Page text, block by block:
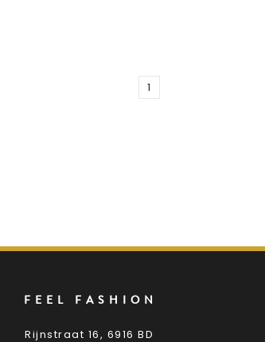
1
FEEL FASHION
Rijnstraat 16, 6916 BD